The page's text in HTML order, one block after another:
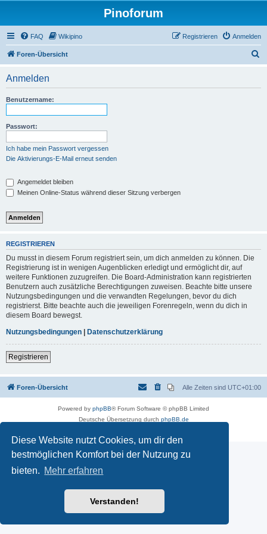
Diese Website nutzt Cookies, um dir den
bestmöglichen Komfort bei der Nutzung zu
bieten. Mehr erfahren
Verstanden!
Pinoforum
FAQ Wikipino Anmelden
Registrieren
Foren-Übersicht
Anmelden
Benutzername:
Passwort:
Ich habe mein Passwort vergessen
Die Aktivierungs-E-Mail erneut senden
Angemeldet bleiben
Meinen Online-Status während dieser Sitzung verbergen
REGISTRIEREN
Du musst in diesem Forum registriert sein, um dich anmelden zu können. Die
Registrierung ist in wenigen Augenblicken erledigt und ermöglicht dir, auf
weitere Funktionen zuzugreifen. Die Board-Administration kann registrierten
Benutzern auch zusätzliche Berechtigungen zuweisen. Beachte bitte unsere
Nutzungsbedingungen und die verwandten Regelungen, bevor du dich
registrierst. Bitte beachte auch die jeweiligen Forenregeln, wenn du dich in
diesem Board bewegst.
Nutzungsbedingungen | Datenschutzerklärung
Registrieren
Foren-Übersicht Alle Zeiten sind UTC+01:00
Powered by phpBB® Forum Software © phpBB Limited
Deutsche Übersetzung durch phpBB.de